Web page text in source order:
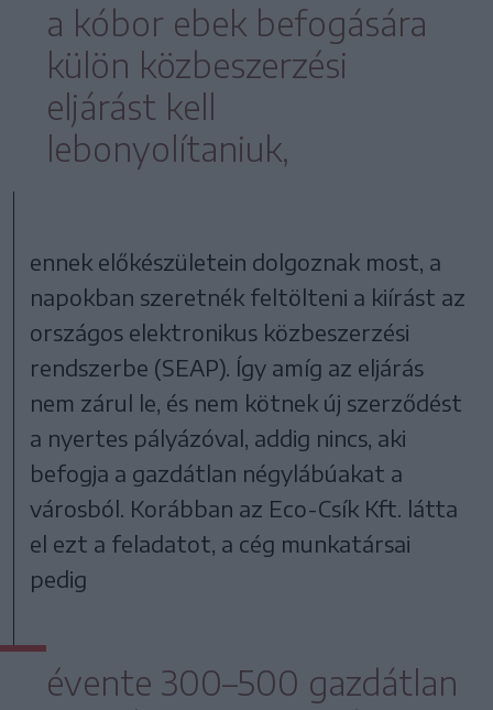
a kóbor ebek befogására
külön közbeszerzési
eljárást kell
lebonyolítaniuk,
ennek előkészületein dolgoznak most, a
napokban szeretnék feltölteni a kiírást az
országos elektronikus közbeszerzési
rendszerbe (SEAP). Így amíg az eljárás
nem zárul le, és nem kötnek új szerződést
a nyertes pályázóval, addig nincs, aki
befogja a gazdátlan négylábúakat a
városból. Korábban az Eco-Csík Kft. látta
el ezt a feladatot, a cég munkatársai
pedig
évente 300–500 gazdátlan